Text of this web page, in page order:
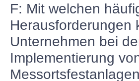
F: Mit welchen
Herausforderungen
Unternehmen bei
Implementierung